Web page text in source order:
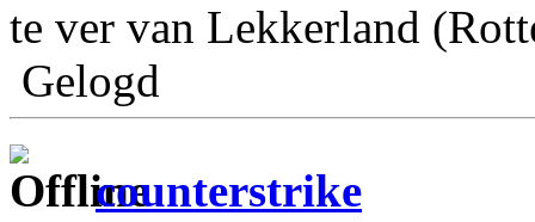
te ver van Lekkerland
Gelogd
counterstrike